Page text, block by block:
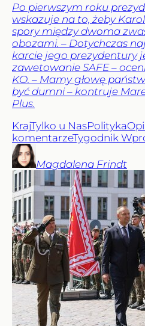
Po pierwszym roku
wskazuje na to, żeby
spory między dwoma
obozami. – Dotychczas
karcie jego prezydentury
zawetowanie SAFE –
KO. – Mamy głowę
być dumni – kontruje
Plus.
KrajTylko u NasPolityka
komentarzeTygodnik
Magdalena Frindt